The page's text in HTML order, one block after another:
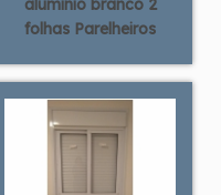
alumínio branco 2
folhas Parelheiros